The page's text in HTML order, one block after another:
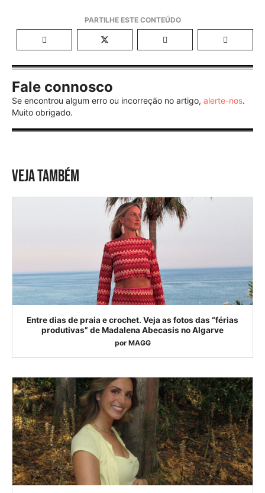
Fale connosco
Se encontrou algum erro ou incorreção no artigo, alerte-nos.
Muito obrigado.
VEJA TAMBÉM
Entre dias de praia e crochet. Veja as fotos das “férias
produtivas” de Madalena Abecasis no Algarve
por MAGG